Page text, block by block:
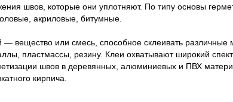
швов, которые они уплотняют. По типу основы
акриловые, битумные.
— вещество или смесь, способное склеивать различные
пластмассы, резину. Клеи охватывают широкий
швов в деревянных, алюминиевых и ПВХ
кирпича.